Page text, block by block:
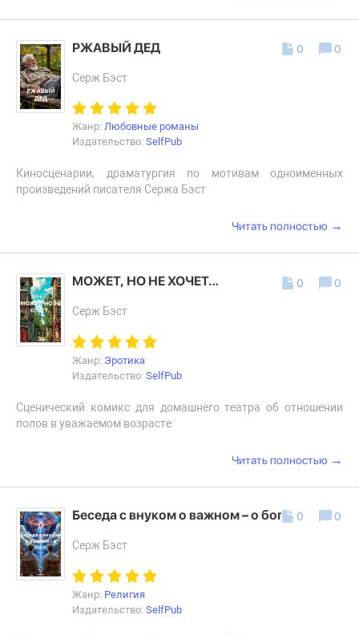
РЖАВЫЙ ДЕД
Серж Бэст
Жанр: Любовные романы
Издательство: SelfPub
Киносценарии, драматургия по мотивам одноименных
произведений писателя Сержа Бэст
0 0
Читать полностью →
МОЖЕТ, НО НЕ ХОЧЕТ…
Серж Бэст
Жанр: Эротика
Издательство: SelfPub
Cценический комикс для домашнего театра об отношении
полов в уважаемом возрасте
0 0
Читать полностью →
Беседа с внуком о важном – о боге
Серж Бэст
Жанр: Религия
Издательство: SelfPub
0 0